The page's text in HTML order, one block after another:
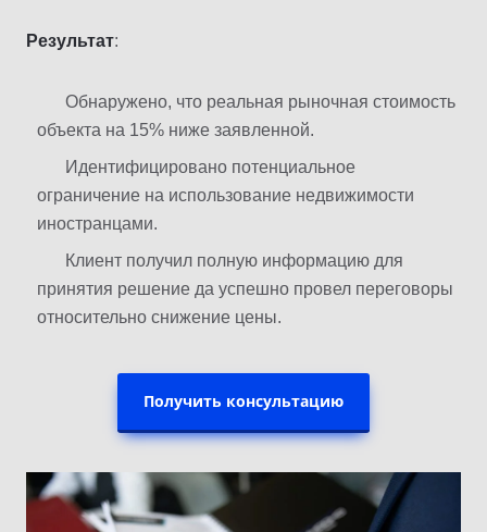
Результат:
Обнаружено, что реальная рыночная стоимость
объекта на 15% ниже заявленной.
Идентифицировано потенциальное
ограничение на использование недвижимости
иностранцами.
Клиент получил полную информацию для
принятия решение да успешно провел переговоры
относительно снижение цены.
Получить консультацию